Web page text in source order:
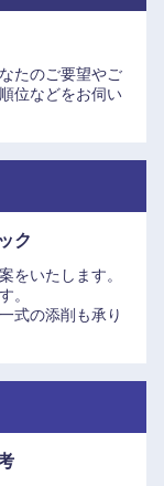
たのご要望やご
位などをお伺い
ク
をいたします。
。
式の添削も承り
県